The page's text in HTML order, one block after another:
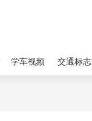
学车视频 交通标志